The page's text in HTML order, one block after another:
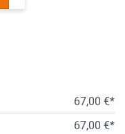
67,00 €*
67,00 €*